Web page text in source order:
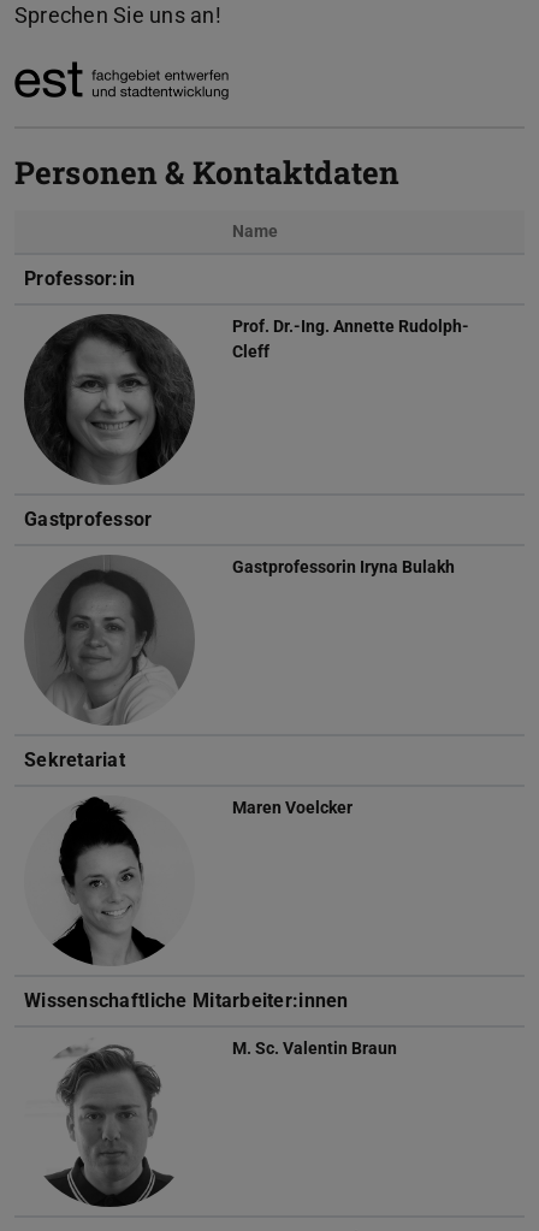
Sprechen Sie uns an!
Personen & Kontaktdaten
Name
Professor:in
Prof. Dr.-Ing. Annette Rudolph-
Cleff
Gastprofessor
Gastprofessorin Iryna Bulakh
Sekretariat
Maren Voelcker
Wissenschaftliche Mitarbeiter:innen
M. Sc. Valentin Braun